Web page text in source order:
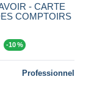
- CARTE
COMPTOIRS
-10 %
Professionnel